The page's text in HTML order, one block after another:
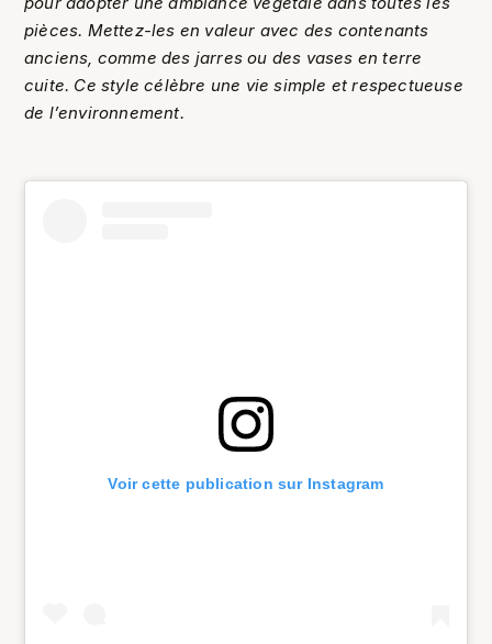
pièces. Mettez-les en valeur avec des contenants
anciens, comme des jarres ou des vases en terre
cuite. Ce style célèbre une vie simple et respectueuse
de l’environnement.
Voir cette publication sur Instagram